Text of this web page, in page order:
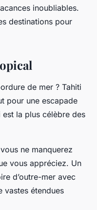
inoubliables.
destinations pour
de mer ? Tahiti
pour une escapade
la plus célèbre des
ne manquerez
vous appréciez. Un
d’outre-mer avec
vastes étendues